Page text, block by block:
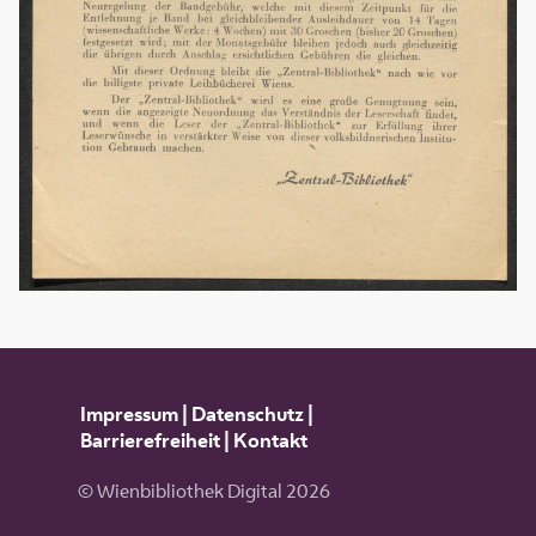
Impressum| Datenschutz|
Barrierefreiheit| Kontakt
© Wienbibliothek Digital 2026